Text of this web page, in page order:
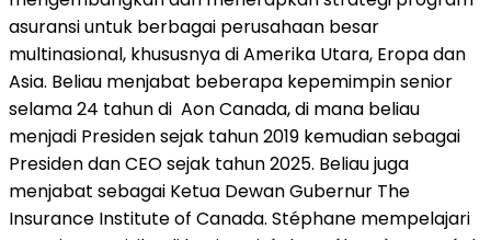
asuransi untuk berbagai perusahaan besar
multinasional, khususnya di Amerika Utara, Eropa dan
Asia. Beliau menjabat beberapa kepemimpin senior
selama 24 tahun di Aon Canada, di mana beliau
menjadi Presiden sejak tahun 2019 kemudian sebagai
Presiden dan CEO sejak tahun 2025. Beliau juga
menjabat sebagai Ketua Dewan Gubernur The
Insurance Institute of Canada. Stéphane mempelajari